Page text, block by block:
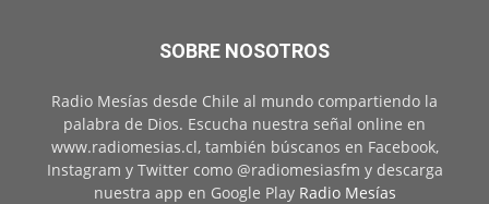
SOBRE NOSOTROS
Radio Mesías desde Chile al mundo compartiendo la
palabra de Dios. Escucha nuestra señal online en
www.radiomesias.cl, también búscanos en Facebook,
Instagram y Twitter como @radiomesiasfm y descarga
nuestra app en Google Play Radio Mesías